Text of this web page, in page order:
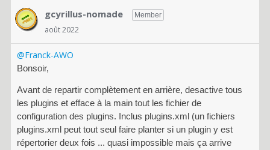
gcyrillus-nomade Member
août 2022
@Franck-AWO
Bonsoir,
Avant de repartir complètement en arrière, desactive tous
les plugins et efface à la main tout les fichier de
configuration des plugins. Inclus plugins.xml (un fichiers
plugins.xml peut tout seul faire planter si un plugin y est
répertorier deux fois ... quasi impossible mais ça arrive